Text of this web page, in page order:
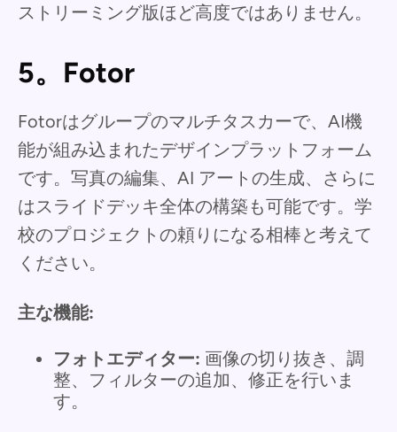
ストリーミング版ほど高度ではありません。
5。Fotor
Fotorはグループのマルチタスカーで、AI機
能が組み込まれたデザインプラットフォーム
です。写真の編集、AI アートの生成、さらに
はスライドデッキ全体の構築も可能です。学
校のプロジェクトの頼りになる相棒と考えて
ください。
主な機能:
フォトエディター: 画像の切り抜き、調
整、フィルターの追加、修正を行いま
す。